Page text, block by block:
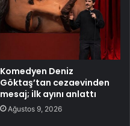
Komedyen Deniz
Göktaş’tan cezaevinden
mesaj; ilk ayını anlattı
Ağustos 9, 2026